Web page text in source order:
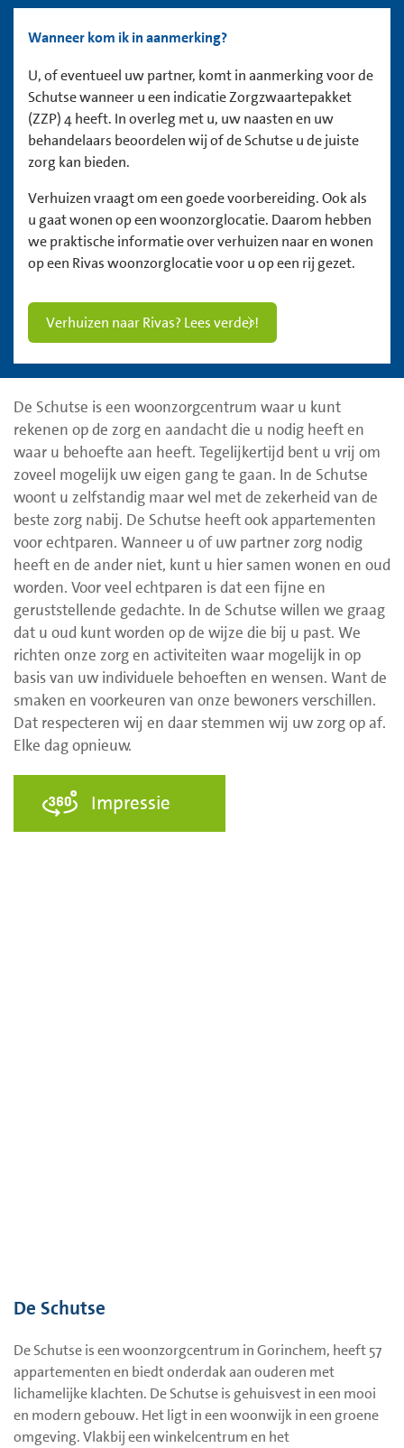
Wanneer kom ik in aanmerking?
U, of eventueel uw partner, komt in aanmerking voor de
Schutse wanneer u een indicatie Zorgzwaartepakket
(ZZP) 4 heeft. In overleg met u, uw naasten en uw
behandelaars beoordelen wij of de Schutse u de juiste
zorg kan bieden.
Verhuizen vraagt om een goede voorbereiding. Ook als
u gaat wonen op een woonzorglocatie. Daarom hebben
we praktische informatie over verhuizen naar en wonen
op een Rivas woonzorglocatie voor u op een rij gezet.
Verhuizen naar Rivas? Lees verder!
De Schutse is een woonzorgcentrum waar u kunt
rekenen op de zorg en aandacht die u nodig heeft en
waar u behoefte aan heeft. Tegelijkertijd bent u vrij om
zoveel mogelijk uw eigen gang te gaan. In de Schutse
woont u zelfstandig maar wel met de zekerheid van de
beste zorg nabij. De Schutse heeft ook appartementen
voor echtparen. Wanneer u of uw partner zorg nodig
heeft en de ander niet, kunt u hier samen wonen en oud
worden. Voor veel echtparen is dat een fijne en
geruststellende gedachte. In de Schutse willen we graag
dat u oud kunt worden op de wijze die bij u past. We
richten onze zorg en activiteiten waar mogelijk in op
basis van uw individuele behoeften en wensen. Want de
smaken en voorkeuren van onze bewoners verschillen.
Dat respecteren wij en daar stemmen wij uw zorg op af.
Elke dag opnieuw.
Impressie
De Schutse
De Schutse is een woonzorgcentrum in Gorinchem, heeft 57
appartementen en biedt onderdak aan ouderen met
lichamelijke klachten. De Schutse is gehuisvest in een mooi
en modern gebouw. Het ligt in een woonwijk in een groene
omgeving. Vlakbij een winkelcentrum en het